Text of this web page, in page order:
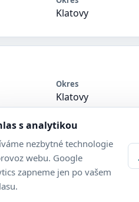
Klatovy
Okres
Klatovy
s analytikou
nezbytné technologie
webu. Google
zapneme jen po vašem